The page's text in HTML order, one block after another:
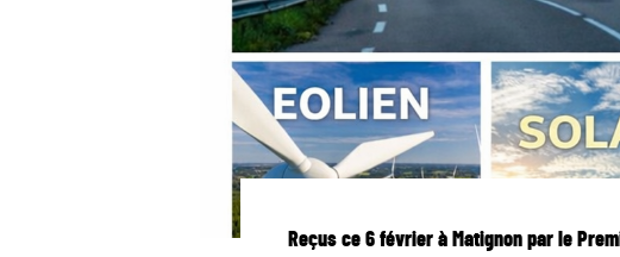
Reçus ce 6 février à Matignon par le